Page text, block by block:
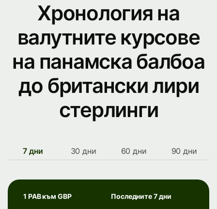
Хронология на
валутните курсове
на панамска балбоа
до британски лири
стерлинги
7 дни 30 дни 60 дни 90 дни
1 PAB към GBP Последните 7 дни